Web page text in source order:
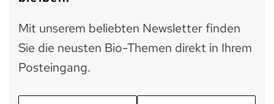
Mit unserem beliebten Newsletter finden
Sie die neusten Bio-Themen direkt in Ihrem
Posteingang.